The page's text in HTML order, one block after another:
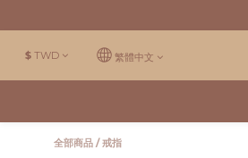
$ TWD 繁體中文
全部商品 /戒指